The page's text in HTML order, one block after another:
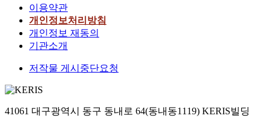
이용약관
개인정보처리방침
개인정보 재동의
기관소개
저작물 게시중단요청
41061 대구광역시 동구 동내로 64(동내동1119) KERIS빌딩